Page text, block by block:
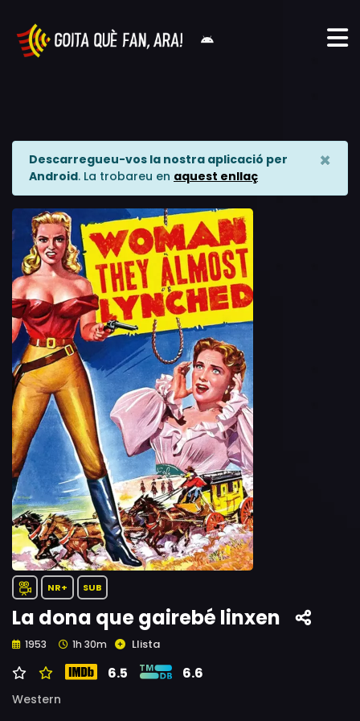
Descarregueu-vos la nostra aplicació per
Android. La trobareu en aquest enllaç
×
NR+ SUB
La dona que gairebé linxen
1953 1h 30m Llista
6.5 6.6
Western